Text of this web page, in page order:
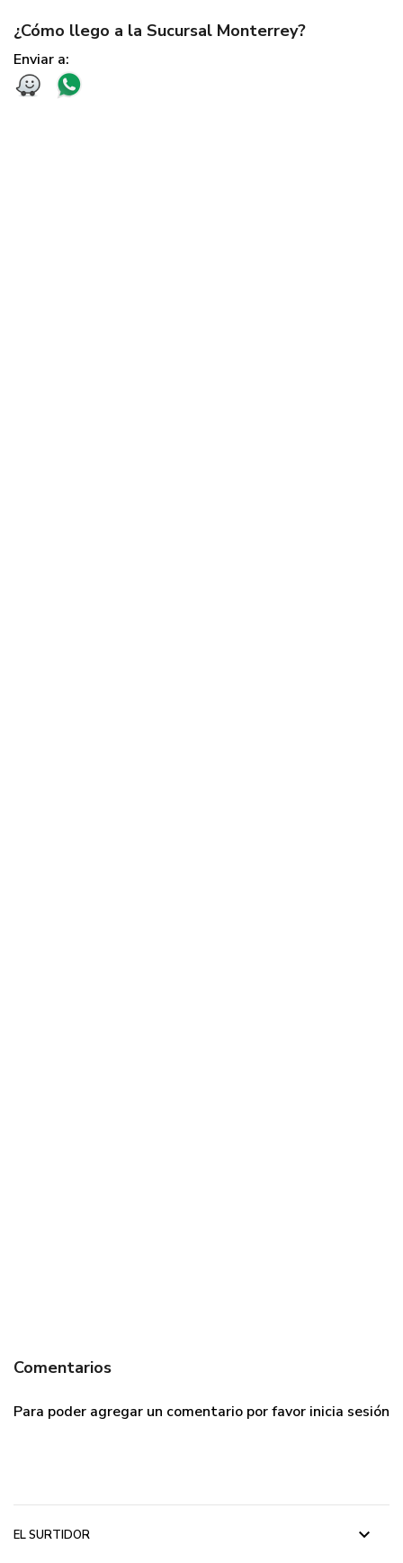
¿Cómo llego a la Sucursal Monterrey?
Enviar a:
Comentarios
Para poder agregar un comentario por favor inicia sesión
EL SURTIDOR keyboard_arrow_down